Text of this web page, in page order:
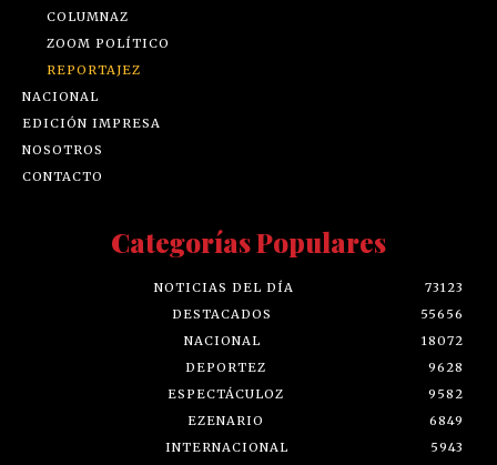
COLUMNAZ
ZOOM POLÍTICO
REPORTAJEZ
NACIONAL
EDICIÓN IMPRESA
NOSOTROS
CONTACTO
Categorías Populares
NOTICIAS DEL DÍA
73123
DESTACADOS
55656
NACIONAL
18072
DEPORTEZ
9628
ESPECTÁCULOZ
9582
EZENARIO
6849
INTERNACIONAL
5943